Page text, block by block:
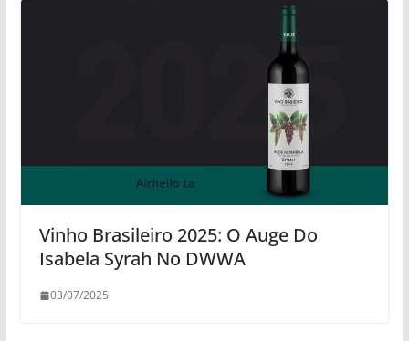
Vinho Brasileiro 2025: O Auge Do
Isabela Syrah No DWWA
03/07/2025